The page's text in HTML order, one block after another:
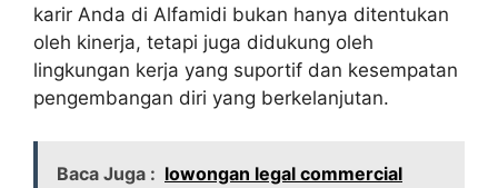
karir Anda di Alfamidi bukan hanya ditentukan
oleh kinerja, tetapi juga didukung oleh
lingkungan kerja yang suportif dan kesempatan
pengembangan diri yang berkelanjutan.
Baca Juga : lowongan legal commercial